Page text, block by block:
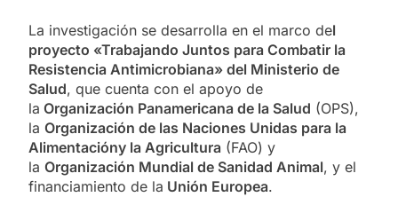
La investigación se desarrolla en el marco del
proyecto «Trabajando Juntos para Combatir la
Resistencia Antimicrobiana» del Ministerio de
Salud, que cuenta con el apoyo de
la Organización Panamericana de la Salud (OPS),
la Organización de las Naciones Unidas para la
Alimentacióny la Agricultura (FAO) y
la Organización Mundial de Sanidad Animal, y el
financiamiento de la Unión Europea.